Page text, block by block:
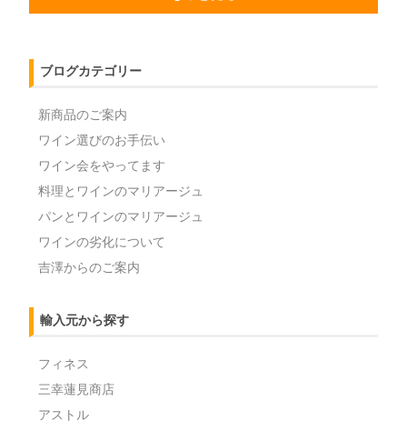
ブログカテゴリー
新商品のご案内
ワイン選びのお手伝い
ワイン会をやってます
料理とワインのマリアージュ
パンとワインのマリアージュ
ワインの劣化について
吉澤からのご案内
輸入元から探す
フィネス
三幸蓮見商店
アストル